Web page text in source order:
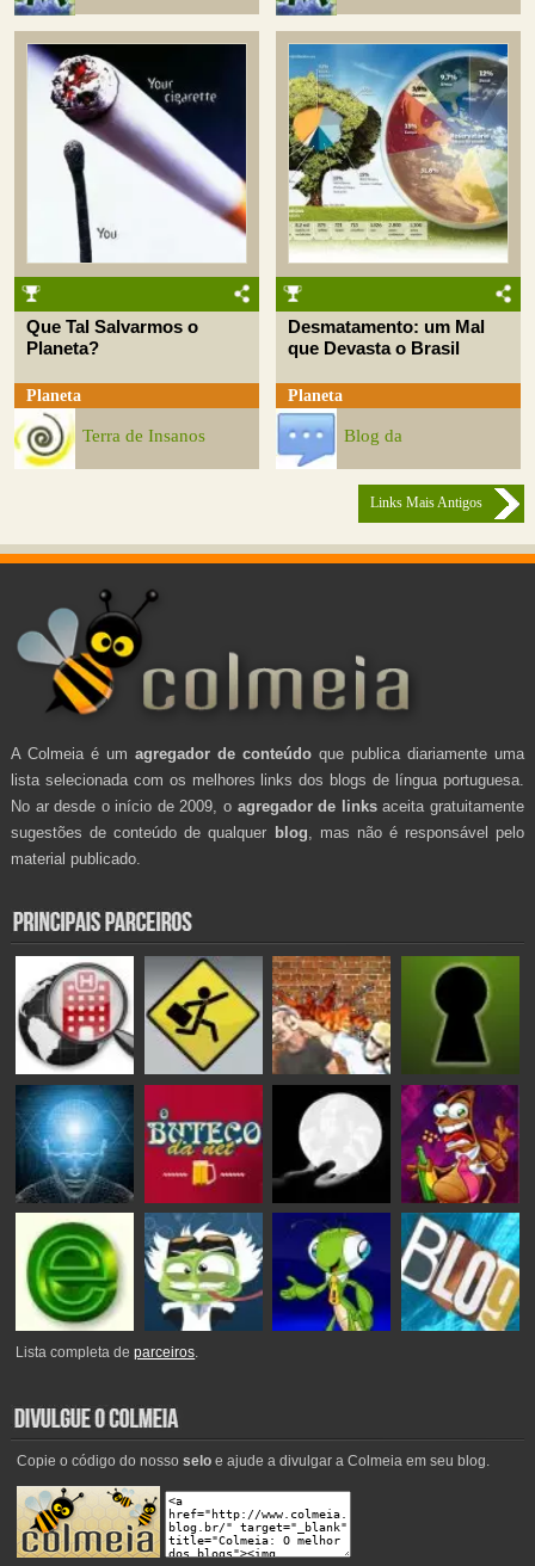
Que Tal Salvarmos o
Planeta?
Planeta
Terra de Insanos
Desmatamento: um Mal
que Devasta o Brasil
Planeta
Blog da
Links Mais Antigos
A Colmeia é um agregador de conteúdo que publica diariamente uma
lista selecionada com os melhores links dos blogs de língua portuguesa.
No ar desde o início de 2009, o agregador de linksaceita gratuitamente
sugestões de conteúdo de qualquer blog , mas não é responsável pelo
material publicado.
Lista completa deparceiros.
Copie o código do nosso seloe ajude a divulgar a Colmeia em seu blog.